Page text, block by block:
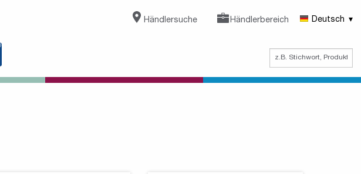
Händlersuche Händlerbereich Deutsch